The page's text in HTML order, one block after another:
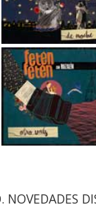
NOVEDADES